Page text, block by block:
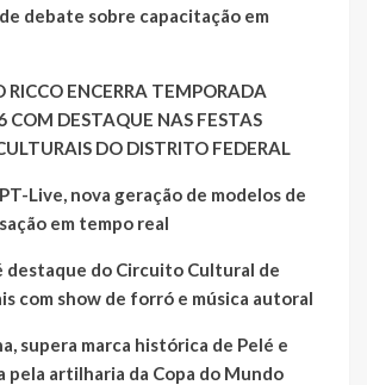
debate sobre capacitação em
RICCO ENCERRA TEMPORADA
COM DESTAQUE NAS FESTAS
DO DISTRITO FEDERAL
Live, nova geração de modelos de
em tempo real
destaque do Circuito Cultural de
com show de forró e música autoral
supera marca histórica de Pelé e
pela artilharia da Copa do Mundo